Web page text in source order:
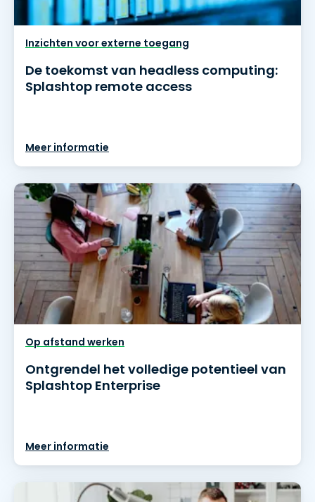
Inzichten voor externe toegang
De toekomst van headless computing:
Splashtop remote access
Meer informatie
Op afstand werken
Ontgrendel het volledige potentieel van
Splashtop Enterprise
Meer informatie